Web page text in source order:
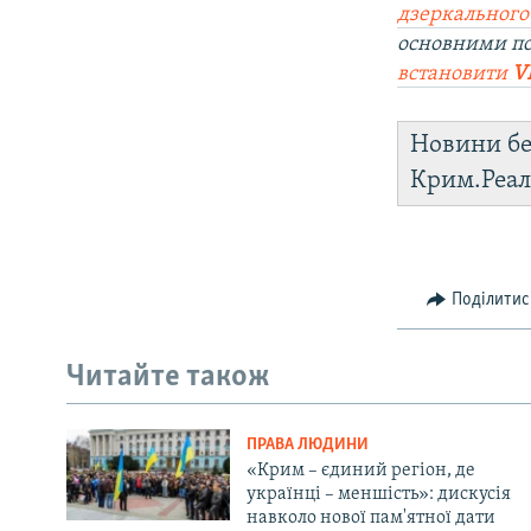
основними
встановити
Новини
Читайте також
ПРАВА ЛЮДИНИ
«Крим – єдиний регіон, де
українці – меншість»: дискусія
навколо нової пам'ятної дати